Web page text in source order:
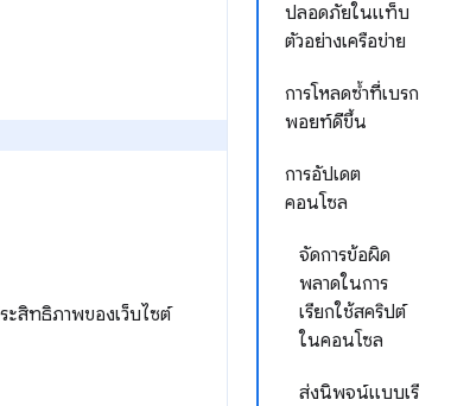
ปลอดภัยในแท็บ
ตัวอย่างเครือข่าย
การโหลดซ้ำที่เบรก
พอยท์ดีขึ้น
การอัปเดต
คอนโซล
จัดการข้อผิด
พลาดในการ
เรียกใช้สคริปต์
ในคอนโซล
ส่งนิพจน์แบบเรี
ะสิทธิภาพของเว็บไซต์